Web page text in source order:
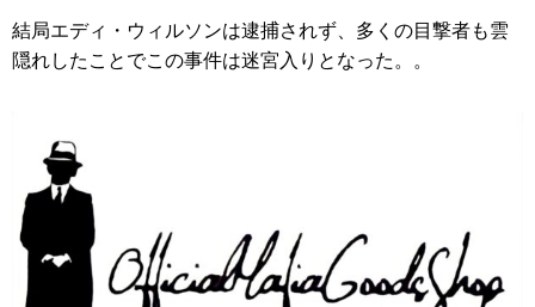
結局エディ・ウィルソンは逮捕されず、多くの目撃者も雲
隠れしたことでこの事件は迷宮入りとなった。。